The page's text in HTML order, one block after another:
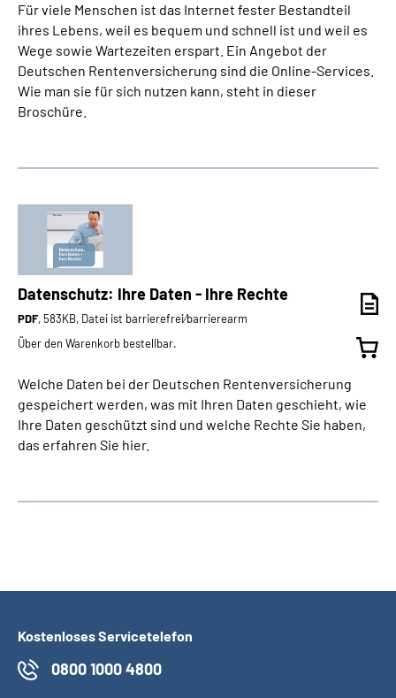
Für viele Menschen ist das Internet fester Bestandteil
ihres Lebens, weil es bequem und schnell ist und weil es
Wege sowie Wartezeiten erspart. Ein Angebot der
Deutschen Rentenversicherung sind die Online-Services.
Wie man sie für sich nutzen kann, steht in dieser
Broschüre.
Datenschutz: Ihre Daten - Ihre Rechte
PDF, 583KB, Datei ist barrierefrei⁄barrierearm
Über den Warenkorb bestellbar.
Welche Daten bei der Deutschen Rentenversicherung
gespeichert werden, was mit Ihren Daten geschieht, wie
Ihre Daten geschützt sind und welche Rechte Sie haben,
das erfahren Sie hier.
Kostenloses Servicetelefon
0800 1000 4800